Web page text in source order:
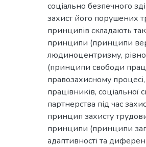
соціально безпечного
захист його порушених
принципів складають
принципи (принципи
людиноцентризму,
(принципи свободи
правозахисному процесі,
працівників, соціальної
партнерства під час
принцип захисту
принципи (принципи
адаптивності та